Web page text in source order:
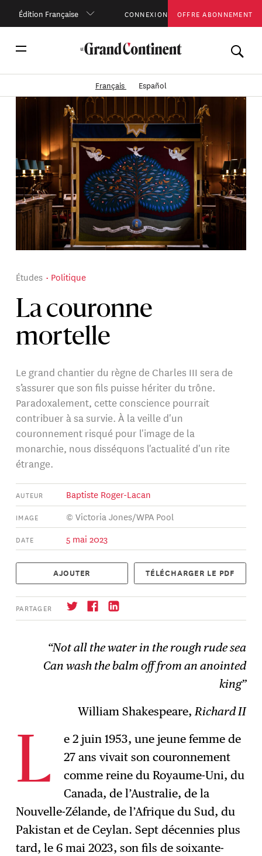
Édition Française CONNEXION OFFRE ABONNEMENT
Français Español
La couronne
mortelle
Études Politique
Le grand chantier du règne de Charles III sera de
s’assurer que son fils puisse hériter du trône.
Paradoxalement, cette conscience pourrait
contribuer à sa survie. À la veille d'un
couronnement risqué pour l'image de la
monarchie, nous disséquons l'actualité d'un rite
étrange.
AUTEUR Baptiste Roger-Lacan
IMAGE © Victoria Jones/WPA Pool
DATE 5 mai 2023
AJOUTER TÉLÉCHARGER LE PDF
PARTAGER
“Not all the water in the rough rude sea
Can wash the balm off from an anointed
king”
William Shakespeare,Richard II
L
e 2 juin 1953, une jeune femme de
27 ans vivait son couronnement
comme reine du Royaume-Uni, du
Canada, de l’Australie, de la
Nouvelle-Zélande, de l’Afrique du Sud, du
Pakistan et de Ceylan. Sept décennies plus
tard, le 6 mai 2023, son fils de soixante-